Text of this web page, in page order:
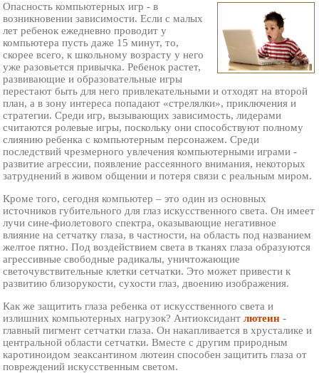
Опасность компьютерных игр - в
возникновении зависимости. Если с малых
лет ребенок ежедневно проводит у
компьютера пусть даже 15 минут, то,
скорее всего, к школьному возрасту у него
уже разовьется привычка. Ребенок растет,
развивающие и образовательные игры
перестают быть для него привлекательными и отходят на второй
план, а в зону интереса попадают «стрелялки», приключения и
стратегии. Среди игр, вызывающих зависимость, лидерами
считаются ролевые игры, поскольку они способствуют полному
слиянию ребенка с компьютерным персонажем. Среди
последствий чрезмерного увлечения компьютерными играми -
развитие агрессии, появление рассеянного внимания, некоторых
затруднений в живом общении и потеря связи с реальным миром.
Кроме того, сегодня компьютер – это один из основных
источников губительного для глаз искусственного света. Он имеет
лучи сине-фиолетового спектра, оказывающие негативное
влияние на сетчатку глаза, в частности, на область под названием
желтое пятно. Под воздействием света в тканях глаза образуются
агрессивные свободные радикалы, уничтожающие
светочувствительные клетки сетчатки. Это может привести к
развитию близорукости, сухости глаз, двоению изображения.
Как же защитить глаза ребенка от искусственного света и
излишних компьютерных нагрузок? Антиоксидантлютеин -
главный пигмент сетчатки глаза. Он накапливается в хрусталике и
центральной области сетчатки. Вместе с другим природным
каротиноидом зеаксантином лютеин способен защитить глаза от
повреждений искусственным светом.